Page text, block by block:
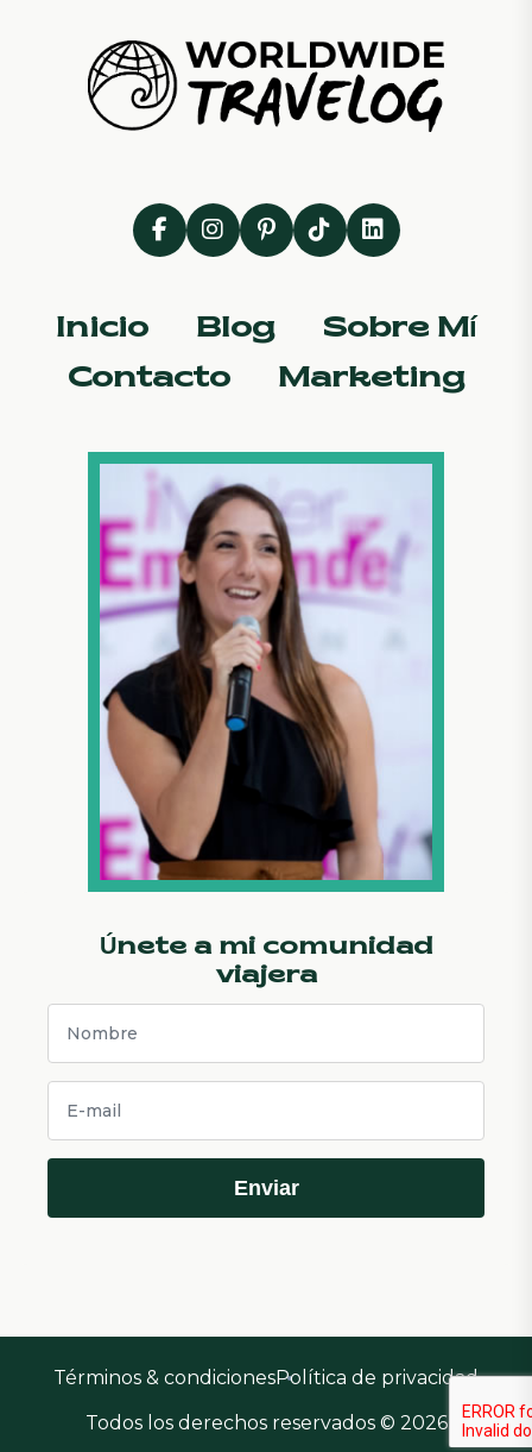
Inicio Blog
Sobre Mí
Contacto
Marketing
Únete a mi comunidad
viajera
Enviar
Términos & condicionesPolítica de privacidad
Todos los derechos reservados © 2026